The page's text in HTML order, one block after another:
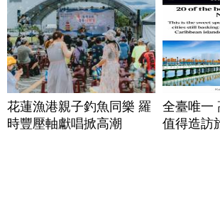
花蓮漁港親子釣魚同樂 羅
時豐壓軸獻唱掀高潮
全臺唯一
值得造訪